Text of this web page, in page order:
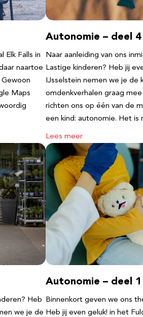
Elk Falls in
naartoe
Maps
Autonomie – deel 4
Naar aanleiding van ons
Lastige kinderen? Heb jij
IJsselstein nemen we je de
omdenkverhalen graag
richten ons op één van de
een kind: autonomie. Het
Lees meer
Heb
we je de
Autonomie – deel 1
Binnenkort geven we ons
Heb jij even geluk! in het